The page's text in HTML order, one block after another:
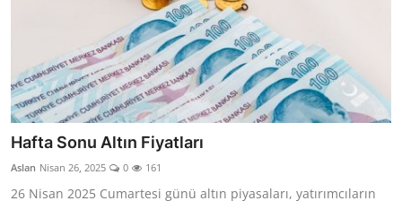
Hafta Sonu Altın Fiyatları
Aslan Nisan 26, 2025 0 161
26 Nisan 2025 Cumartesi günü altın piyasaları, yatırımcıların